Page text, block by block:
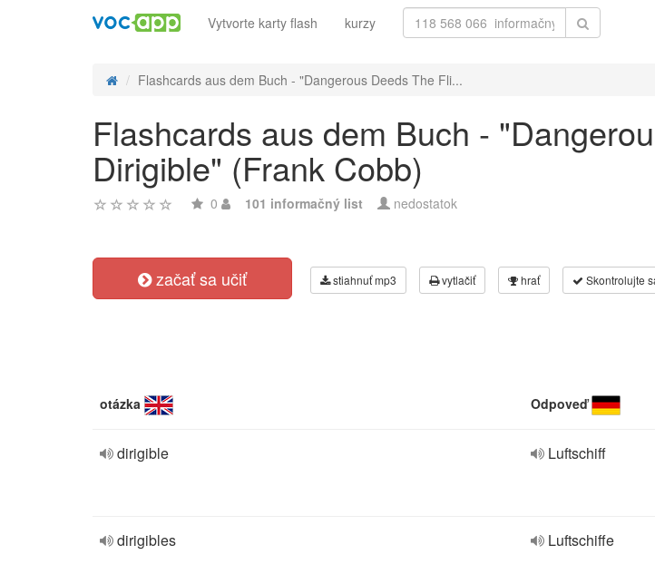
Vytvorte karty flash kurzy
Flashcards aus dem Buch - "Dangerous Deeds The Fli...
Flashcards aus dem Buch -
Dirigible" (Frank Cobb)
0 101 informačný list nedostatok
začať sa učiť stiahnuť mp3 vytlačiť hrať Skontrolujte
otázka Odpoveď
dirigible Luftschiff
dirigibles Luftschiffe